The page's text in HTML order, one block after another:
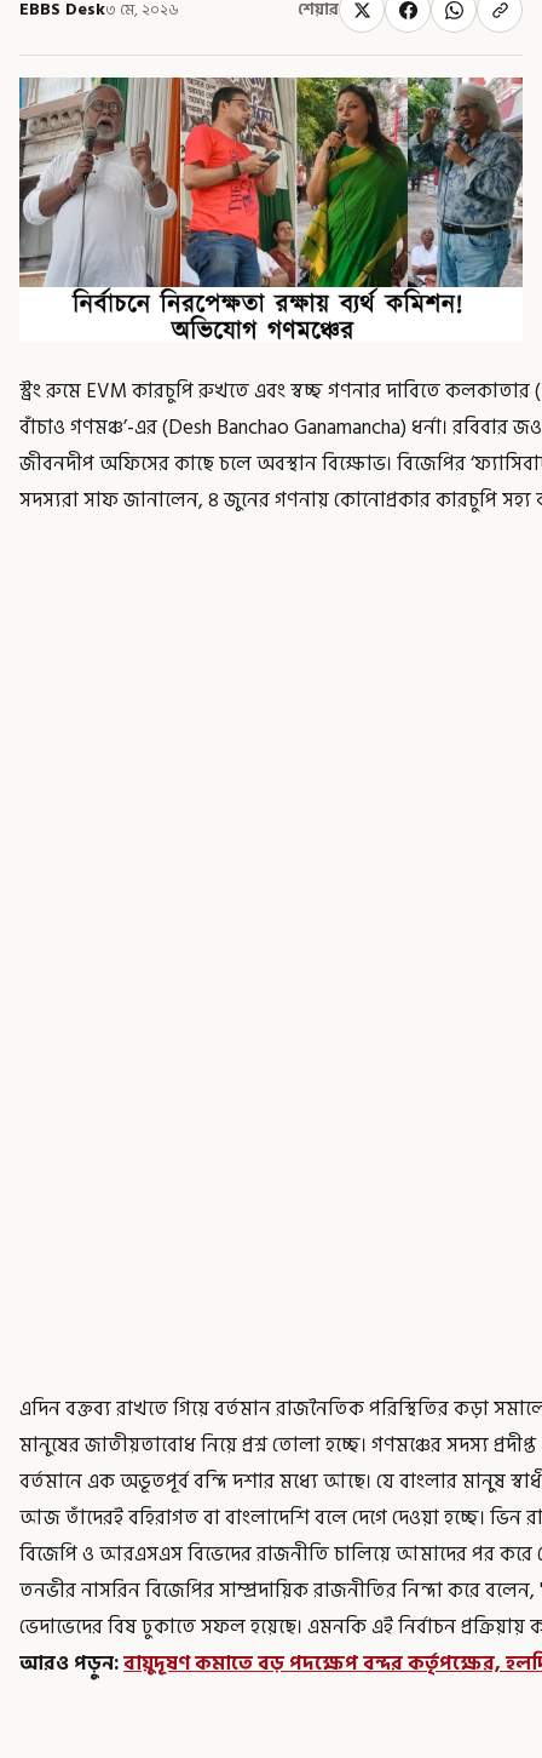
EBBS Desk৩ মে, ২০২৬ শেয়ার
স্ট্রং রুমে EVM কারচুপি রুখতে এবং স্বচ্ছ গণনার দাবিতে কলকাতার
বাঁচাও গণমঞ্চ’-এর (Desh Banchao Ganamancha) ধর্না।
জীবনদীপ অফিসের কাছে চলে অবস্থান বিক্ষোভ। বিজেপির
সদস্যরা সাফ জানালেন, ৪ জুনের গণনায় কোনোপ্রকার কারচুপি সহ্য
এদিন বক্তব্য রাখতে গিয়ে বর্তমান রাজনৈতিক পরিস্থিতির কড়া
মানুষের জাতীয়তাবোধ নিয়ে প্রশ্ন তোলা হচ্ছে। গণমঞ্চের সদস্য
বর্তমানে এক অভূতপূর্ব বন্দি দশার মধ্যে আছে। যে বাংলার মানুষ
আজ তাঁদেরই বহিরাগত বা বাংলাদেশি বলে দেগে দেওয়া হচ্ছে। ভিন
বিজেপি ও আরএসএস বিভেদের রাজনীতি চালিয়ে আমাদের পর করে
তনভীর নাসরিন বিজেপির সাম্প্রদায়িক রাজনীতির নিন্দা করে
ভেদাভেদের বিষ ঢুকাতে সফল হয়েছে। এমনকি এই নির্বাচন
আরও পড়ুন:বায়ুদূষণ কমাতে বড় পদক্ষেপ বন্দর কর্তৃপক্ষের,